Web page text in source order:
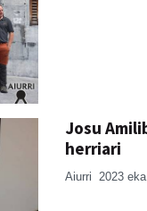
Josu
herriari
Aiurri 2023